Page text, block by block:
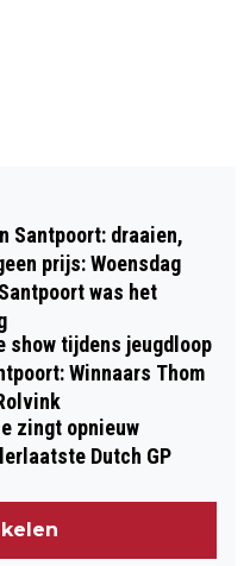
MET
Santpoort: draaien,
prijs: Woensdag
was het
show tijdens jeugdloop
Winnaars Thom
zingt opnieuw
Dutch GP